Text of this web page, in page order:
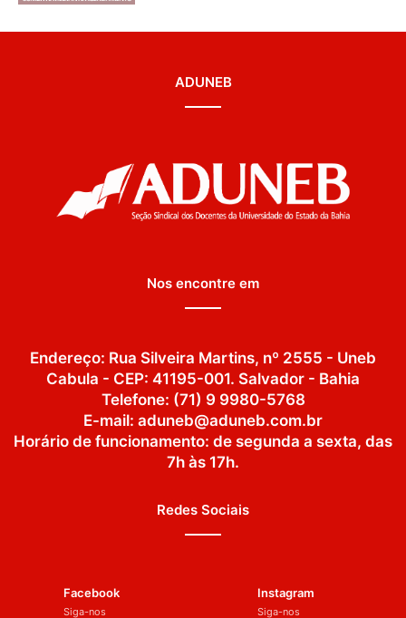
ADUNEB
Nos encontre em
Endereço: Rua Silveira Martins, nº 2555 - Uneb
Cabula - CEP: 41195-001. Salvador - Bahia
Telefone: (71) 9 9980-5768
E-mail: aduneb@aduneb.com.br
Horário de funcionamento: de segunda a sexta, das
7h às 17h.
Redes Sociais
Facebook
Siga-nos
Instagram
Siga-nos